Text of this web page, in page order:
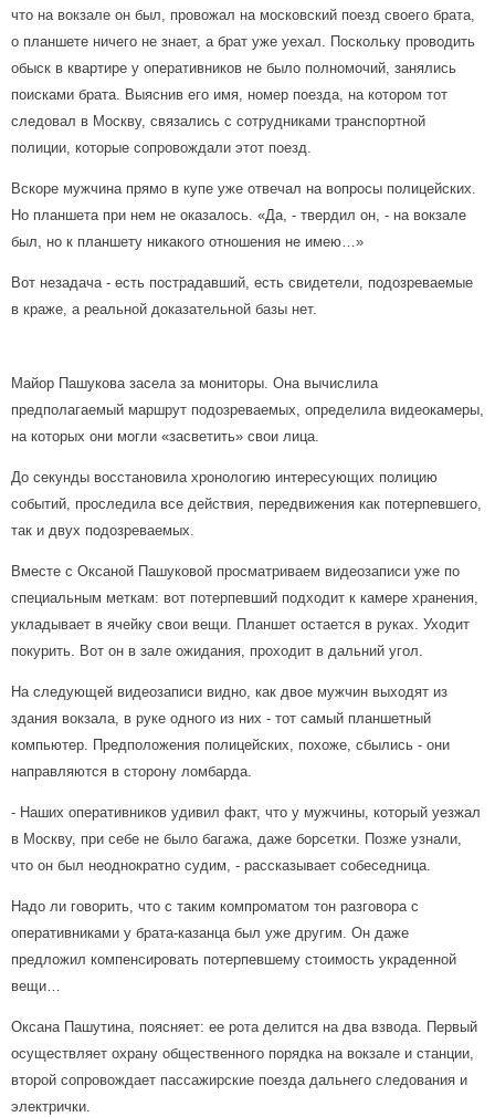
что на вокзале он был, провожал на московский поезд своего брата,
о планшете ничего не знает, а брат уже уехал. Поскольку проводить
обыск в квартире у оперативников не было полномочий, занялись
поисками брата. Выяснив его имя, номер поезда, на котором тот
следовал в Москву, связались с сотрудниками транспортной
полиции, которые сопровождали этот поезд.
Вскоре мужчина прямо в купе уже отвечал на вопросы полицейских.
Но планшета при нем не оказалось. «Да, - твердил он, - на вокзале
был, но к планшету никакого отношения не имею…»
Вот незадача - есть по­страдавший, есть свидетели, подозреваемые
в краже, а реальной доказательной базы нет.
Майор Пашукова засела за мониторы. Она вычислила
предполагаемый маршрут подозреваемых, определила видеокамеры,
на которых они могли «засветить» свои лица.
До секунды восстановила хронологию интересующих полицию
событий, проследила все действия, передвижения как потерпевшего,
так и двух подозреваемых.
Вместе с Оксаной Пашуковой просматриваем видеозаписи уже по
специальным меткам: вот потерпевший подходит к камере хранения,
укладывает в ячейку свои вещи. Планшет остается в руках. Уходит
покурить. Вот он в зале ожидания, проходит в дальний угол.
На следующей видеозаписи видно, как двое мужчин выходят из
здания вокзала, в руке одного из них - тот самый планшетный
компьютер. Предположения полицейских, похоже, сбылись - они
направляются в сторону ломбарда.
- Наших оперативников удивил факт, что у мужчины, который уезжал
в Москву, при себе не было багажа, даже борсетки. Позже узнали,
что он был неоднократно судим, - рассказывает собеседница.
Надо ли говорить, что с таким компроматом тон разговора с
оперативниками у брата-казанца был уже другим. Он даже
предложил компенсировать потерпевшему стоимость украденной
вещи…
Оксана Пашутина, поясняет: ее рота делится на два взвода. Первый
осуществляет охрану общественного порядка на вокзале и станции,
второй сопровождает пассажирские поезда дальнего следования и
электрички.